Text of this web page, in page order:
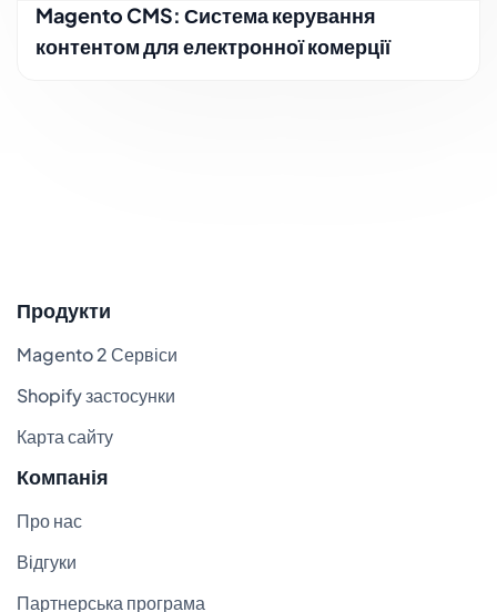
Magento CMS: Система керування
контентом для електронної комерції
Продукти
Magento 2 Сервіси
Shopify застосунки
Карта сайту
Компанія
Про нас
Відгуки
Партнерська програма